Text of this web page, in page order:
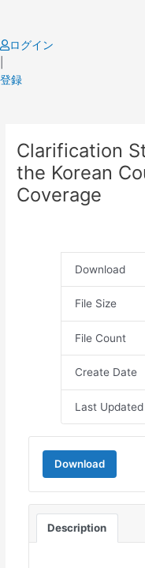
content
ログイン
登録
Clarification
the Korean
Coverage
Download
File Size
File Count
Create Date
Last Updated
Download
Description
navigation